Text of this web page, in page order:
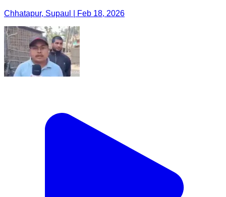
Chhatapur, Supaul | Feb 18, 2026